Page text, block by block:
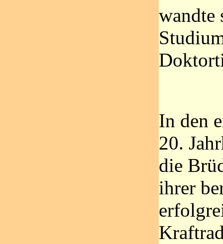
wandte
In den
20.
die
ihrer